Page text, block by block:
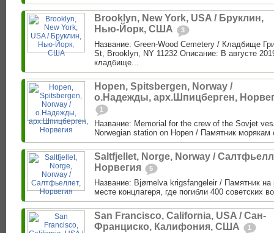
Brooklyn, New York, USA / Бруклин,
Нью-Йорк, США
3
Название: Green-Wood Cemetery / Кладбище
St, Brooklyn, NY 11232 Описание: В августе
кладбище...
Hopen, Spitsbergen, Norway /
о.Надежды, арх.Шпицберген,
1
Название: Memorial for the crew of the Sovjet
Norwegian station on Hopen / Памятник морякам
Saltfjellet, Norge, Norway /
Норвегия
5
Название: Bjørnelva krigsfangeleir / Памятник на
месте концлагеря, где погибли 400 советских
San Francisco, California, USA / Сан-
Франциско, Калифония, США
1